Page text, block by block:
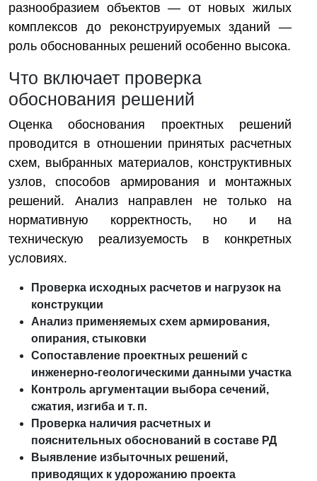
разнообразием объектов — от новых жилых
комплексов до реконструируемых зданий —
роль обоснованных решений особенно высока.
Что включает проверка
обоснования решений
Оценка обоснования проектных решений
проводится в отношении принятых расчетных
схем, выбранных материалов, конструктивных
узлов, способов армирования и монтажных
решений. Анализ направлен не только на
нормативную корректность, но и на
техническую реализуемость в конкретных
условиях.
Проверка исходных расчетов и нагрузок на
конструкции
Анализ применяемых схем армирования,
опирания, стыковки
Сопоставление проектных решений с
инженерно-геологическими данными участка
Контроль аргументации выбора сечений,
сжатия, изгиба и т. п.
Проверка наличия расчетных и
пояснительных обоснований в составе РД
Выявление избыточных решений,
приводящих к удорожанию проекта